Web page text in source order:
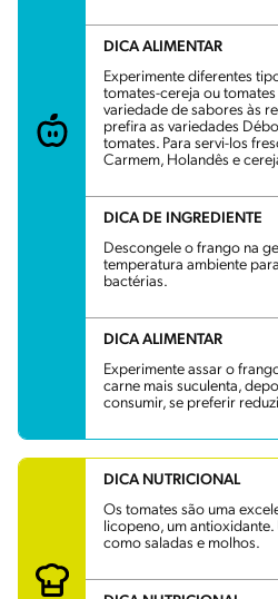
DICA ALIMENTAR
Experimente diferentes
tomates-cereja ou
variedade de sabores às
prefira as variedades
tomates. Para servi-los
Carmem, Holandês e
DICA DE INGREDIENTE
Descongele o frango na
temperatura ambiente
bactérias.
DICA ALIMENTAR
Experimente assar o
carne mais suculenta,
consumir, se preferir
DICA NUTRICIONAL
Os tomates são uma
licopeno, um
como saladas e molhos.